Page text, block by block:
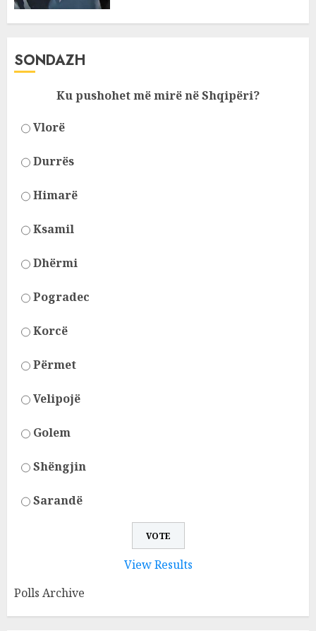
SONDAZH
Ku pushohet më mirë në Shqipëri?
Vlorë
Durrës
Himarë
Ksamil
Dhërmi
Pogradec
Korcë
Përmet
Velipojë
Golem
Shëngjin
Sarandë
View Results
Polls Archive